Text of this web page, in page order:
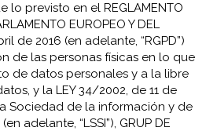
lo previsto en el REGLAMENTO
EUROPEO Y DEL
de 2016 (en adelante, “RGPD”)
de las personas físicas en lo que
de datos personales y a la libre
y la LEY 34/2002, de 11 de
Sociedad de la información y de
adelante, “LSSI”), GRUP DE